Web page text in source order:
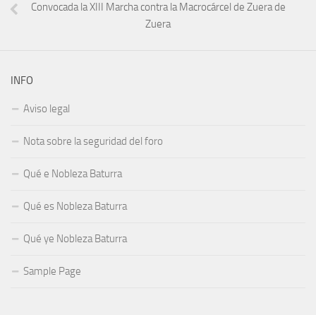
Convocada la XIII Marcha contra la Macrocárcel de Zuera de
Zuera
INFO
Aviso legal
Nota sobre la seguridad del foro
Qué e Nobleza Baturra
Qué es Nobleza Baturra
Qué ye Nobleza Baturra
Sample Page